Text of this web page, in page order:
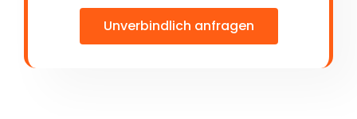
Unverbindlich anfragen